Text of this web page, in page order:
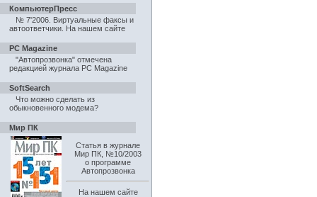
КомпьютерПресс
№ 7'2006. Виртуальные факсы и
автоответчики На нашем сайте
PC Magazine
"Автопрозвонка" отмечена
редакцией журнала PC Magazine
SoftSearch
Что можно сделать из
обыкновенного модема?
Мир ПК
Статья в журнале
Мир ПК, №10/2003
о программе
Автопрозвонка
На нашем сайте